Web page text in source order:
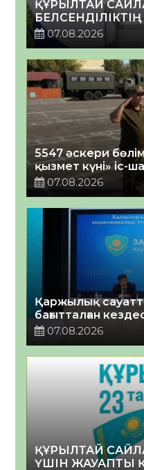
ҚҰРЫЛТАЙ
БЕЛСЕНДІЛІКТІҢ
07.08.2026
5547 әскери
қызмет күні» іс-
07.08.2026
Қаржылық
бағытталған
07.08.2026
ҚҰРЫЛТАЙ
ҮШІН ЖАУАПТЫ